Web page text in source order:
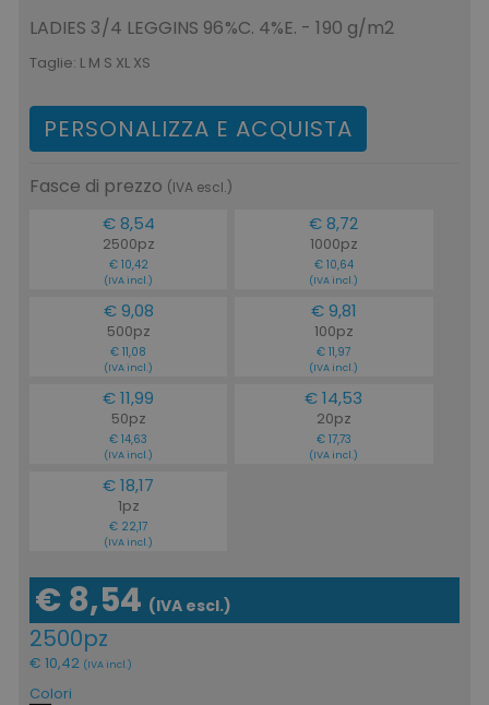
LADIES 3/4 LEGGINS 96%C. 4%E. - 190 g/m2
Taglie: L M S XL XS
PERSONALIZZA E ACQUISTA
Fasce di prezzo (IVA escl.)
€ 8,54
2500pz
€ 10,42
(IVA incl.)
€ 8,72
1000pz
€ 10,64
(IVA incl.)
€ 9,08
500pz
€ 11,08
(IVA incl.)
€ 9,81
100pz
€ 11,97
(IVA incl.)
€ 11,99
50pz
€ 14,63
(IVA incl.)
€ 14,53
20pz
€ 17,73
(IVA incl.)
€ 18,17
1pz
€ 22,17
(IVA incl.)
€ 8,54 (IVA escl.)
2500pz
€ 10,42 (IVA incl.)
Colori